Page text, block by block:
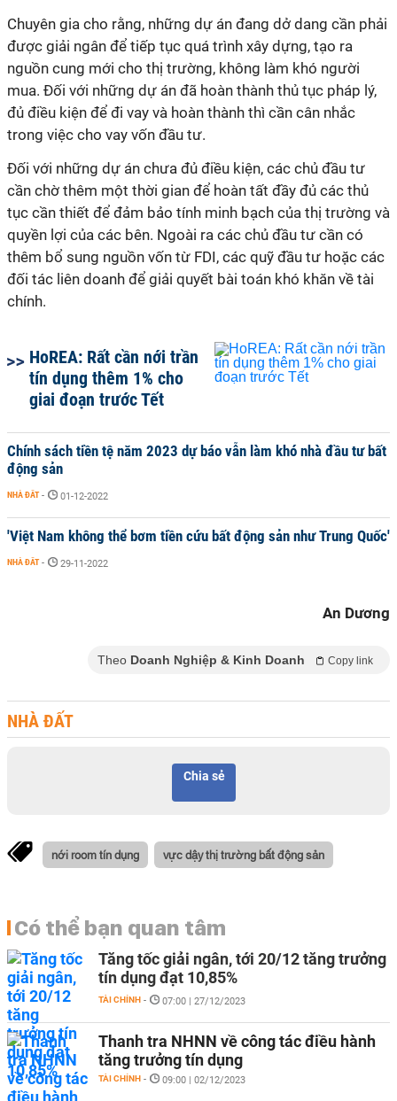
Chuyên gia cho rằng, những dự án đang dở dang cần phải
được giải ngân để tiếp tục quá trình xây dựng, tạo ra
nguồn cung mới cho thị trường, không làm khó người
mua. Đối với những dự án đã hoàn thành thủ tục pháp lý,
đủ điều kiện để đi vay và hoàn thành thì cần cân nhắc
trong việc cho vay vốn đầu tư.
Đối với những dự án chưa đủ điều kiện, các chủ đầu tư
cần chờ thêm một thời gian để hoàn tất đầy đủ các thủ
tục cần thiết để đảm bảo tính minh bạch của thị trường và
quyền lợi của các bên. Ngoài ra các chủ đầu tư cần có
thêm bổ sung nguồn vốn từ FDI, các quỹ đầu tư hoặc các
đối tác liên doanh để giải quyết bài toán khó khăn về tài
chính.
HoREA: Rất cần nới trần
tín dụng thêm 1% cho
giai đoạn trước Tết
Chính sách tiền tệ năm 2023 dự báo vẫn làm khó nhà đầu tư bất
động sản
NHÀ ĐẤT - 01-12-2022
'Việt Nam không thể bơm tiền cứu bất động sản như Trung Quốc'
NHÀ ĐẤT - 29-11-2022
An Dương
Theo Doanh Nghiệp & Kinh Doanh Copy link
NHÀ ĐẤT
Chia sẻ
nới room tín dụng vực dậy thị trường bất động sản
Có thể bạn quan tâm
Tăng tốc giải ngân, tới 20/12 tăng trưởng
tín dụng đạt 10,85%
TÀI CHÍNH - 07:00 | 27/12/2023
Thanh tra NHNN về công tác điều hành
tăng trưởng tín dụng
TÀI CHÍNH - 09:00 | 02/12/2023